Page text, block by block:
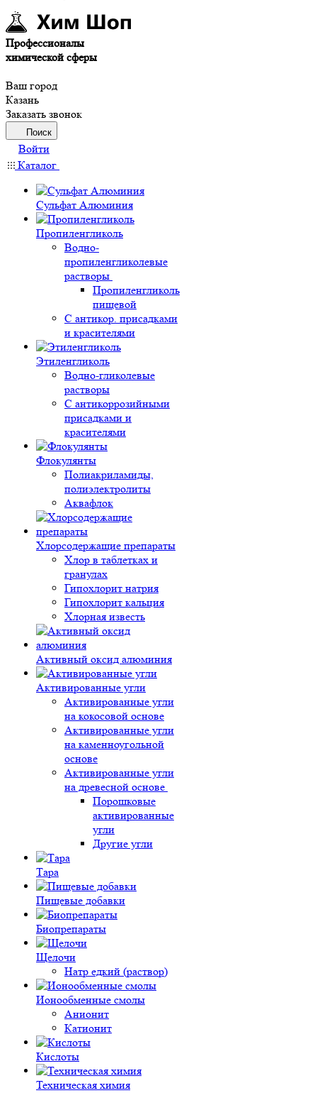
Профессионалы
химической сферы
Ваш город
Казань
Заказать звонок
Поиск
Войти
Каталог
Сульфат Алюминия
Пропиленгликоль
Водно-
пропиленгликолевые
растворы
Пропиленгликоль
пищевой
С антикор. присадками
и красителями
Этиленгликоль
Водно-гликолевые
растворы
С антикоррозийными
присадками и
красителями
Флокулянты
Полиакриламиды,
полиэлектролиты
Аквафлок
Хлорсодержащие препараты
Хлор в таблетках и
гранулах
Гипохлорит натрия
Гипохлорит кальция
Хлорная известь
Активный оксид алюминия
Активированные угли
Активированные угли
на кокосовой основе
Активированные угли
на каменноугольной
основе
Активированные угли
на древесной основе
Порошковые
активированные
угли
Другие угли
Тара
Пищевые добавки
Биопрепараты
Щелочи
Натр едкий (раствор)
Ионообменные смолы
Анионит
Катионит
Кислоты
Техническая химия